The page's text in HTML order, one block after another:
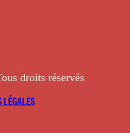
droits réservés
LÉGALES